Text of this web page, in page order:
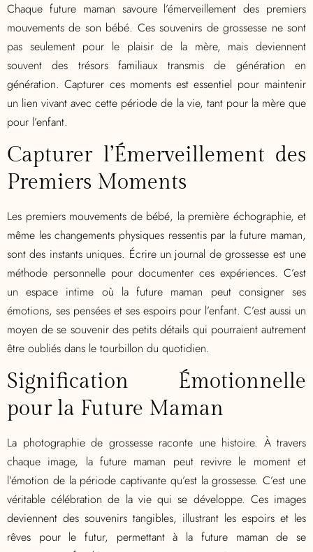
Chaque future maman savoure l’émerveillement des premiers
mouvements de son bébé. Ces souvenirs de grossesse ne sont
pas seulement pour le plaisir de la mère, mais deviennent
souvent des trésors familiaux transmis de génération en
génération. Capturer ces moments est essentiel pour maintenir
un lien vivant avec cette période de la vie, tant pour la mère que
pour l’enfant.
Capturer l’Émerveillement des
Premiers Moments
Les premiers mouvements de bébé, la première échographie, et
même les changements physiques ressentis par la future maman,
sont des instants uniques. Écrire un journal de grossesse est une
méthode personnelle pour documenter ces expériences. C’est
un espace intime où la future maman peut consigner ses
émotions, ses pensées et ses espoirs pour l’enfant. C’est aussi un
moyen de se souvenir des petits détails qui pourraient autrement
être oubliés dans le tourbillon du quotidien.
Signification Émotionnelle
pour la Future Maman
La photographie de grossesse raconte une histoire. À travers
chaque image, la future maman peut revivre le moment et
l’émotion de la période captivante qu’est la grossesse. C’est une
véritable célébration de la vie qui se développe. Ces images
deviennent des souvenirs tangibles, illustrant les espoirs et les
rêves pour le futur, permettant à la future maman de se